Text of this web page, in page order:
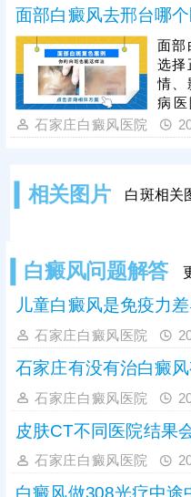
医嘱
疗技
不少
斑
方，
白斑
由内
灶，
面部白癜风去邢台哪
面部
选择
情、
病
构，
医院
痛苦
石家庄白癜风医院
相关图片 白斑相关
白癜风问题解答
儿童白癜风是免疫力
石家庄白癜风医院
石家庄有没有治白癜
石家庄白癜风医院
皮肤CT不同医院结果
石家庄白癜风医院
白癜风做308光疗中